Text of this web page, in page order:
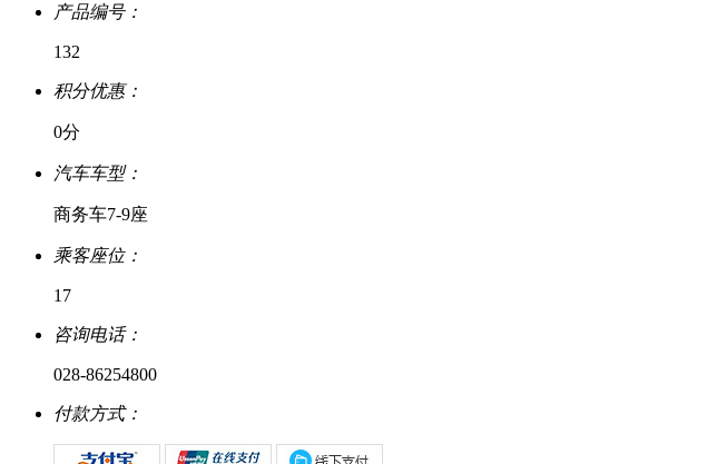
产品编号：
132
积分优惠：
0分
汽车车型：
商务车7-9座
乘客座位：
17
咨询电话：
028-86254800
付款方式：